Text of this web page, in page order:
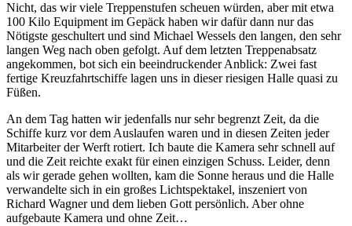
Nicht, das wir viele Treppenstufen scheuen würden, aber mit etwa
100 Kilo Equipment im Gepäck haben wir dafür dann nur das
Nötigste geschultert und sind Michael Wessels den langen, den sehr
langen Weg nach oben gefolgt. Auf dem letzten Treppenabsatz
angekommen, bot sich ein beeindruckender Anblick: Zwei fast
fertige Kreuzfahrtschiffe lagen uns in dieser riesigen Halle quasi zu
Füßen.
An dem Tag hatten wir jedenfalls nur sehr begrenzt Zeit, da die
Schiffe kurz vor dem Auslaufen waren und in diesen Zeiten jeder
Mitarbeiter der Werft rotiert. Ich baute die Kamera sehr schnell auf
und die Zeit reichte exakt für einen einzigen Schuss. Leider, denn
als wir gerade gehen wollten, kam die Sonne heraus und die Halle
verwandelte sich in ein großes Lichtspektakel, inszeniert von
Richard Wagner und dem lieben Gott persönlich. Aber ohne
aufgebaute Kamera und ohne Zeit…